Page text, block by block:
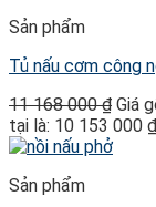
Sản phẩm
Tủ nấu cơm công
11 168 000₫ Giá
tại là: 10 153 000
Sản phẩm